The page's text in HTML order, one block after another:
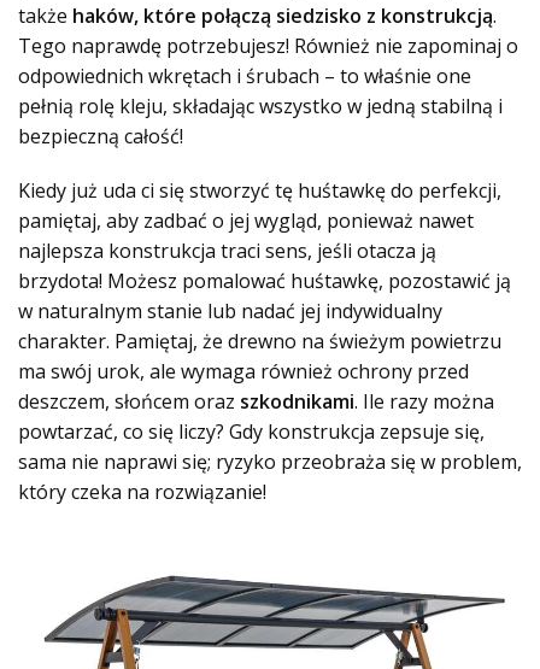
także haków, które połączą siedzisko z konstrukcją.
Tego naprawdę potrzebujesz! Również nie zapominaj o
odpowiednich wkrętach i śrubach – to właśnie one
pełnią rolę kleju, składając wszystko w jedną stabilną i
bezpieczną całość!
Kiedy już uda ci się stworzyć tę huśtawkę do perfekcji,
pamiętaj, aby zadbać o jej wygląd, ponieważ nawet
najlepsza konstrukcja traci sens, jeśli otacza ją
brzydota! Możesz pomalować huśtawkę, pozostawić ją
w naturalnym stanie lub nadać jej indywidualny
charakter. Pamiętaj, że drewno na świeżym powietrzu
ma swój urok, ale wymaga również ochrony przed
deszczem, słońcem oraz szkodnikami. Ile razy można
powtarzać, co się liczy? Gdy konstrukcja zepsuje się,
sama nie naprawi się; ryzyko przeobraża się w problem,
który czeka na rozwiązanie!